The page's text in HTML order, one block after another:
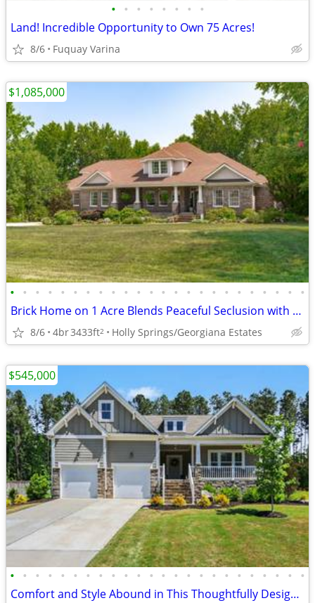
• • • • • • • •
Land! Incredible Opportunity to Own 75 Acres!
8/6 Fuquay Varina
• • • • • • • • • • • • • • • • • • • • • • • •
Brick Home on 1 Acre Blends Peaceful Seclusion with City Convenience
8/6 4br3433ft2 Holly Springs/Georgiana Estates
$1,085,000
• • • • • • • • • • • • • • • • • • • • • • • •
Comfort and Style Abound in This Thoughtfully Designed Dual Suite Home
$545,000